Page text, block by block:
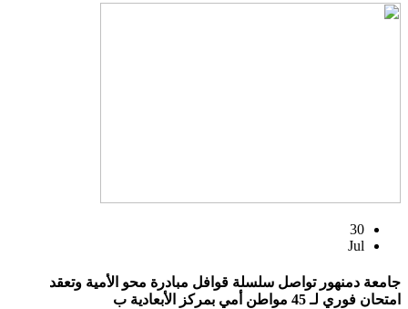
30
Jul
جامعة دمنهور تواصل سلسلة قوافل مبادرة محو الأمية وتعقد
امتحان فوري لـ 45 مواطن أمي بمركز الأبعادية ب